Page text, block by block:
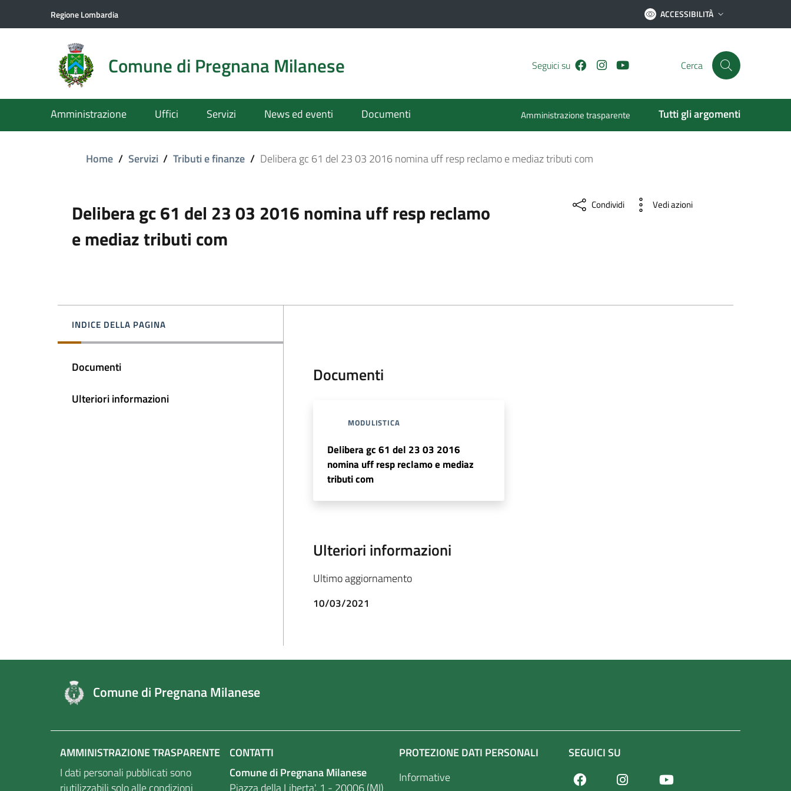
Regione Lombardia ACCESSIBILITÀ
Comune di Pregnana Milanese Seguici su Facebook
Instagram Cerca
Amministrazione Uffici Servizi News ed eventi Documenti Amministrazione trasparente Tutti gli argomenti
Home / Servizi / Tributi e finanze / Delibera gc 61 del 23 03 2016 nomina uff resp reclamo e mediaz tributi com
Delibera gc 61 del 23 03 2016 nomina uff resp reclamo
e mediaz tributi com
Condividi Vedi azioni
INDICE DELLA PAGINA
Documenti
Ulteriori informazioni
Documenti
MODULISTICA
Delibera gc 61 del 23 03 2016
nomina uff resp reclamo e mediaz
tributi com
Ulteriori informazioni
Ultimo aggiornamento
10/03/2021
Comune di Pregnana Milanese
AMMINISTRAZIONE TRASPARENTE
I dati personali pubblicati sono
riutilizzabili solo alle condizioni
CONTATTI
Comune di Pregnana Milanese
Piazza della Liberta', 1 - 20006 (MI)
PROTEZIONE DATI PERSONALI
Informative
SEGUICI SU
FacebookInstagram